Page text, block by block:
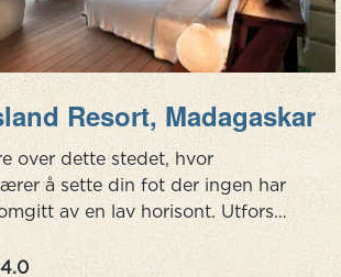
Resort, Madagaskar
over dette stedet, hvor
å sette din fot der ingen har
av en lav horisont. Utforsk
og korallrev, vandre langs hvite
dra på en guidet